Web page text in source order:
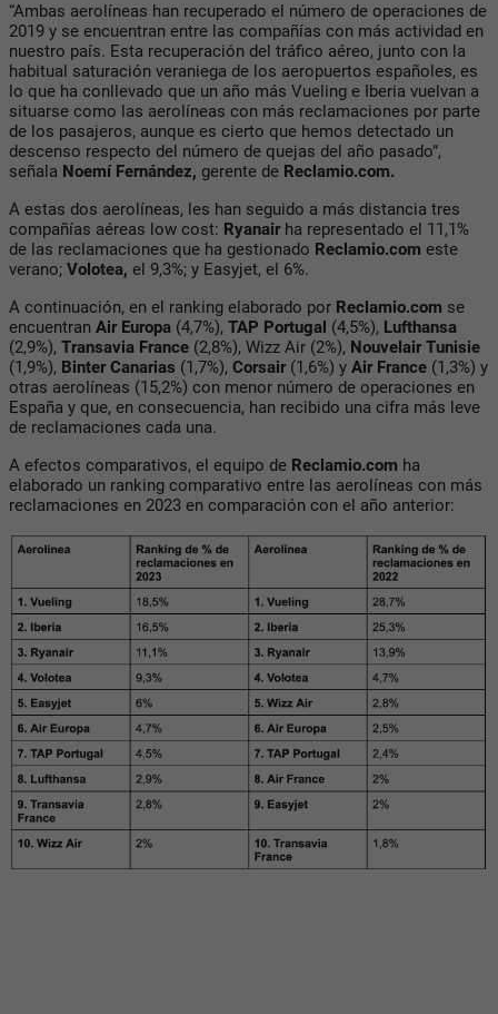
“Ambas aerolíneas han recuperado el número de operaciones de
2019 y se encuentran entre las compañías con más actividad en
nuestro país. Esta recuperación del tráfico aéreo, junto con la
habitual saturación veraniega de los aeropuertos españoles, es
lo que ha conllevado que un año más Vueling e Iberia vuelvan a
situarse como las aerolíneas con más reclamaciones por parte
de los pasajeros, aunque es cierto que hemos detectado un
descenso respecto del número de quejas del año pasado”,
señala Noemí Fernández, gerente de Reclamio.com.
A estas dos aerolíneas, les han seguido a más distancia tres
compañías aéreas low cost: Ryanairha representado el 11,1%
de las reclamaciones que ha gestionado Reclamio.com este
verano; Volotea, el 9,3%; y Easyjet, el 6%.
A continuación, en el ranking elaborado por Reclamio.com se
encuentran Air Europa (4,7%), TAP Portugal (4,5%), Lufthansa
(2,9%), Transavia France (2,8%), Wizz Air (2%), Nouvelair Tunisie
(1,9%), Binter Canarias (1,7%), Corsair(1,6%) y Air France (1,3%) y
otras aerolíneas (15,2%) con menor número de operaciones en
España y que, en consecuencia, han recibido una cifra más leve
de reclamaciones cada una.
A efectos comparativos, el equipo de Reclamio.com ha
elaborado un ranking comparativo entre las aerolíneas con más
reclamaciones en 2023 en comparación con el año anterior: